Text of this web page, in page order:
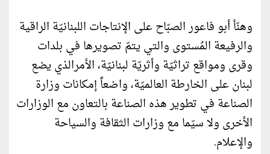
وهنّأ أبو فاعور الصبّاح على الإنتاجات اللبنانيّة الراقية
والرفيعة المُستوى والتي يتمّ تصويرها في بلدات
وقرى ومواقع تراثيّة وأثريّة لبنانيّة، الأمرالذي يضع
لبنان على الخارطة العالميّة، واضعاً إمكانات وزارة
الصناعة في تطوير هذه الصناعة بالتعاون مع الوزارات
الأخرى ولا سيّما مع وزارات الثقافة والسياحة
والإعلام.